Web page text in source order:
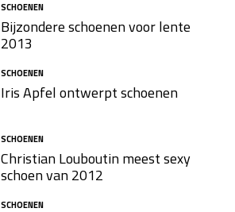
SCHOENEN
Bijzondere schoenen voor lente
2013
SCHOENEN
Iris Apfel ontwerpt schoenen
SCHOENEN
Christian Louboutin meest sexy
schoen van 2012
SCHOENEN